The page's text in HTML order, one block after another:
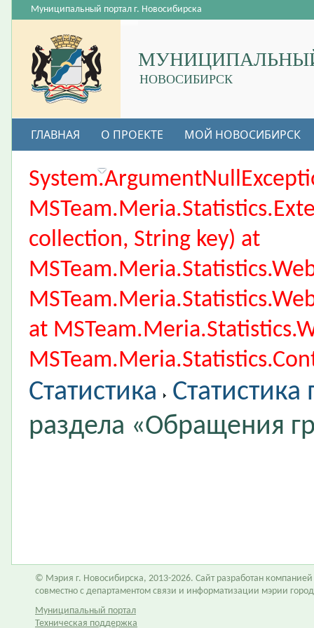
НОВОСИБИРСК
Муниципальный портал г. Новосибирска
ГЛАВНАЯ О ПРОЕКТЕ МОЙ НОВОСИБИРСК
ВАКАНСИИ
collection, String key) at
at
Статистика
раздела «Обращения
© Мэрия г. Новосибирска, 2013-2026. Сайт разработан компанией
совместно с департаментом связи и информатизации мэрии
Муниципальный портал
Техническая поддержка